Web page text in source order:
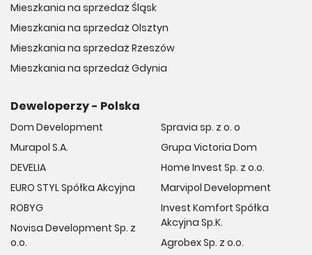
Mieszkania na sprzedaż Śląsk
Mieszkania na sprzedaż Olsztyn
Mieszkania na sprzedaż Rzeszów
Mieszkania na sprzedaż Gdynia
Deweloperzy - Polska
Dom Development
Murapol S.A.
DEVELIA
EURO STYL Spółka Akcyjna
ROBYG
Novisa Development Sp. z
o.o.
Spravia sp. z o. o
Grupa Victoria Dom
Home Invest Sp. z o.o.
Marvipol Development
Invest Komfort Spółka
Akcyjna Sp.K.
Agrobex Sp. z o.o.